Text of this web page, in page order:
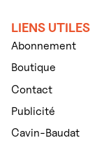
LIENS UTILES
Abonnement
Boutique
Contact
Publicité
Cavin-Baudat